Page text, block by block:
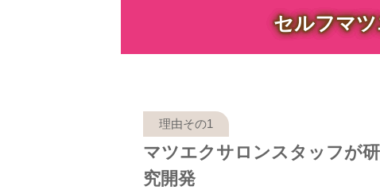
セルフマ
マツエクサロンスタッフが研
究開発